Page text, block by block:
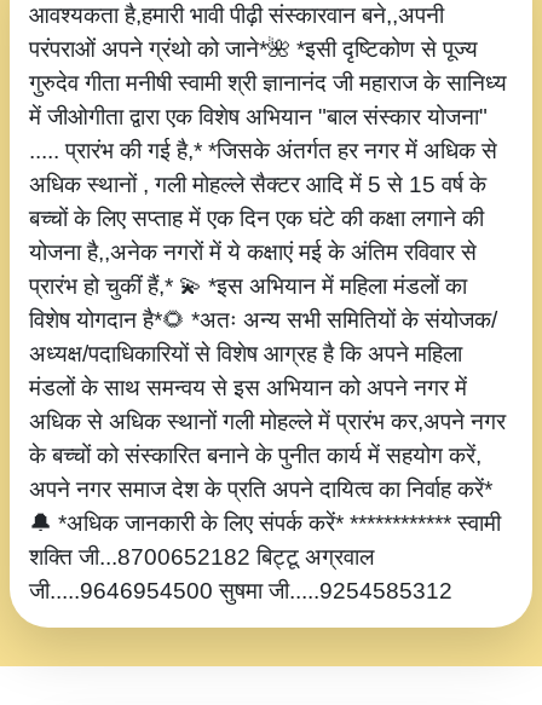
आवश्यकता है,हमारी भावी पीढ़ी संस्कारवान बने,,अपनी
परंपराओं अपने ग्रंथो को जाने*🌺 *इसी दृष्टिकोण से पूज्य
गुरुदेव गीता मनीषी स्वामी श्री ज्ञानानंद जी महाराज के सानिध्य
में जीओगीता द्वारा एक विशेष अभियान "बाल संस्कार योजना"
..... प्रारंभ की गई है,* *जिसके अंतर्गत हर नगर में अधिक से
अधिक स्थानों , गली मोहल्ले सैक्टर आदि में 5 से 15 वर्ष के
बच्चों के लिए सप्ताह में एक दिन एक घंटे की कक्षा लगाने की
योजना है,,अनेक नगरों में ये कक्षाएं मई के अंतिम रविवार से
प्रारंभ हो चुकीं हैं,* 💫 *इस अभियान में महिला मंडलों का
विशेष योगदान है*🌻 *अतः अन्य सभी समितियों के संयोजक/
अध्यक्ष/पदाधिकारियों से विशेष आग्रह है कि अपने महिला
मंडलों के साथ समन्वय से इस अभियान को अपने नगर में
अधिक से अधिक स्थानों गली मोहल्ले में प्रारंभ कर,अपने नगर
के बच्चों को संस्कारित बनाने के पुनीत कार्य में सहयोग करें,
अपने नगर समाज देश के प्रति अपने दायित्व का निर्वाह करें*
🔔 *अधिक जानकारी के लिए संपर्क करें* ************ स्वामी
शक्ति जी...8700652182 बिट्टू अग्रवाल
जी.....9646954500 सुषमा जी.....9254585312